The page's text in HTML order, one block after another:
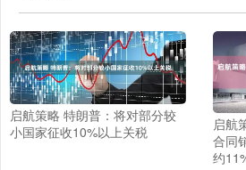
启航策略 特朗普：将对部分较
小国家征收10%以上关税
启航
合同
约